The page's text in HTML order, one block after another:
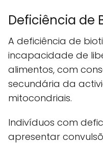
Deficiência de
A deficiência de
incapacidade de
alimentos, com
secundária da
mitocondriais.
Indivíduos com
apresentar